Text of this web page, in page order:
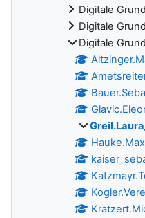
Digitale
Digitale
Digitale